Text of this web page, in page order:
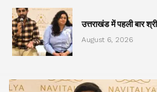
उत्तराखंड में पहली बार
August 6, 2026